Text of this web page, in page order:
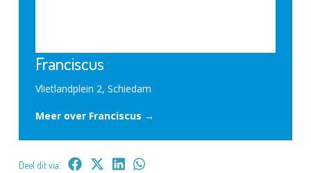
Franciscus
Vlietlandplein 2, Schiedam
Meer over Franciscus →
Deel dit via: